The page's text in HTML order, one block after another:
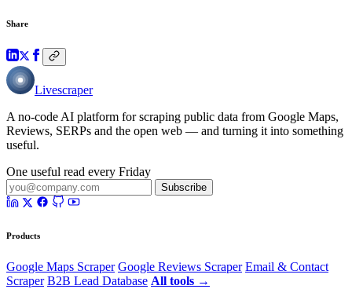
Share
Livescraper
A no-code AI platform for scraping public data from Google Maps,
Reviews, SERPs and the open web — and turning it into something
useful.
One useful read every Friday
Subscribe
Products
Google Maps Scraper Google Reviews Scraper Email & Contact
Scraper B2B Lead Database All tools →